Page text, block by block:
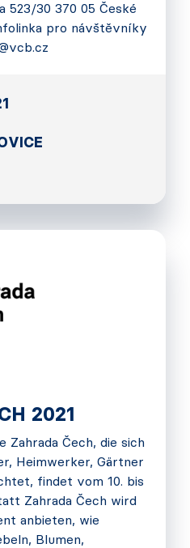
523/30 370 05 České
pro návštěvníky
2021
Zahrada Čech, die sich
Heimwerker, Gärtner
findet vom 10. bis
Zahrada Čech wird
anbieten, wie
Blumen,